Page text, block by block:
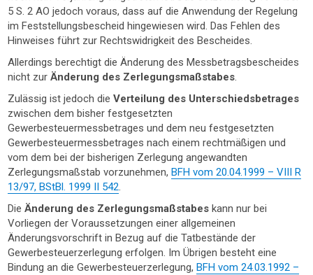
5 S. 2 AO jedoch voraus, dass auf die Anwendung der Regelung
im Feststellungsbescheid hingewiesen wird. Das Fehlen des
Hinweises führt zur Rechtswidrigkeit des Bescheides.
Allerdings berechtigt die Änderung des Messbetragsbescheides
nicht zurÄnderung des Zerlegungsmaßstabes.
Zulässig ist jedoch dieVerteilung des Unterschiedsbetrages
zwischen dem bisher festgesetzten
Gewerbesteuermessbetrages und dem neu festgesetzten
Gewerbesteuermessbetrages nach einem rechtmäßigen und
vom dem bei der bisherigen Zerlegung angewandten
Zerlegungsmaßstab vorzunehmen,BFH vom 20.04.1999 – VIII R
13/97, BStBl. 1999 II 542.
DieÄnderung des Zerlegungsmaßstabes kann nur bei
Vorliegen der Voraussetzungen einer allgemeinen
Änderungsvorschrift in Bezug auf die Tatbestände der
Gewerbesteuerzerlegung erfolgen. Im Übrigen besteht eine
Bindung an die Gewerbesteuerzerlegung,BFH vom 24.03.1992 –